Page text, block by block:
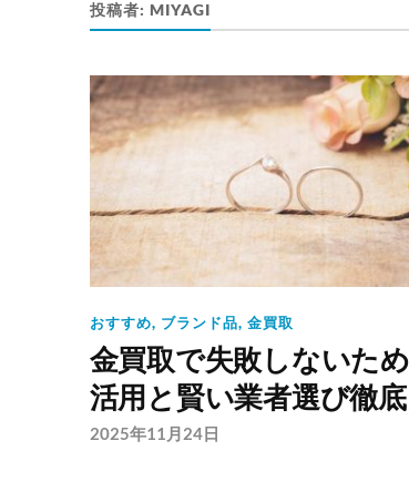
投稿者: MIYAGI
おすすめ, ブランド品, 金買取
金買取で失敗しないた
活用と賢い業者選び徹
2025年11月24日